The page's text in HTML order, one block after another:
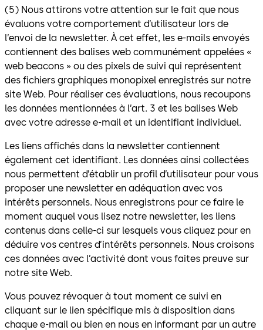
(5) Nous attirons votre attention sur le fait que nous
évaluons votre comportement d’utilisateur lors de
l’envoi de la newsletter. À cet effet, les e-mails envoyés
contiennent des balises web communément appelées «
web beacons » ou des pixels de suivi qui représentent
des fichiers graphiques monopixel enregistrés sur notre
site Web. Pour réaliser ces évaluations, nous recoupons
les données mentionnées à l’art. 3 et les balises Web
avec votre adresse e-mail et un identifiant individuel.
Les liens affichés dans la newsletter contiennent
également cet identifiant. Les données ainsi collectées
nous permettent d’établir un profil d’utilisateur pour vous
proposer une newsletter en adéquation avec vos
intérêts personnels. Nous enregistrons pour ce faire le
moment auquel vous lisez notre newsletter, les liens
contenus dans celle-ci sur lesquels vous cliquez pour en
déduire vos centres d’intérêts personnels. Nous croisons
ces données avec l’activité dont vous faites preuve sur
notre site Web.
Vous pouvez révoquer à tout moment ce suivi en
cliquant sur le lien spécifique mis à disposition dans
chaque e-mail ou bien en nous en informant par un autre